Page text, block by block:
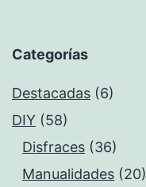
Categorías
Destacadas (6)
DIY (58)
Disfraces (36)
Manualidades (20)